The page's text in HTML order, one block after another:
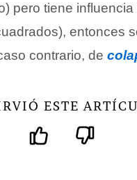
pero tiene
entonces
contrario, de
ESTE